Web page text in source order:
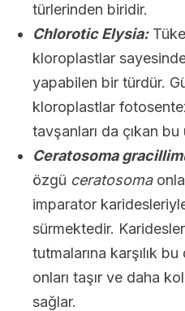
türlerinden biridir.
Chlorotic Elysia:
kloroplastlar
yapabilen bir türdür.
kloroplastlar
tavşanları da çıkan
Ceratosoma
özgü ceratosoma
imparator
sürmektedir.
tutmalarına karşılık
onları taşır ve daha
sağlar.